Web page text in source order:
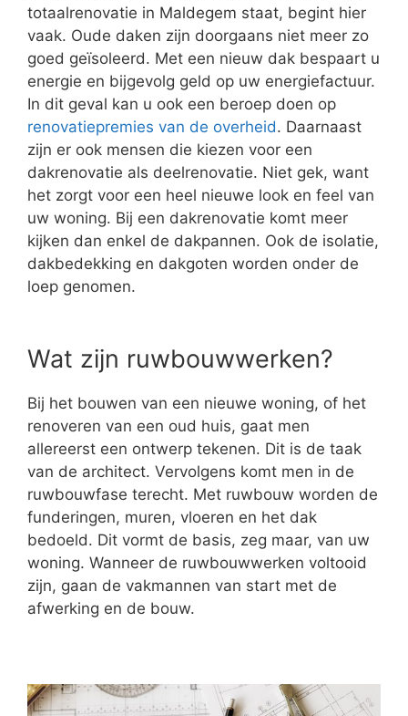
totaalrenovatie in Maldegem staat, begint hier
vaak. Oude daken zijn doorgaans niet meer zo
goed geïsoleerd. Met een nieuw dak bespaart u
energie en bijgevolg geld op uw energiefactuur.
In dit geval kan u ook een beroep doen op
renovatiepremies van de overheid. Daarnaast
zijn er ook mensen die kiezen voor een
dakrenovatie als deelrenovatie. Niet gek, want
het zorgt voor een heel nieuwe look en feel van
uw woning. Bij een dakrenovatie komt meer
kijken dan enkel de dakpannen. Ook de isolatie,
dakbedekking en dakgoten worden onder de
loep genomen.
Wat zijn ruwbouwwerken?
Bij het bouwen van een nieuwe woning, of het
renoveren van een oud huis, gaat men
allereerst een ontwerp tekenen. Dit is de taak
van de architect. Vervolgens komt men in de
ruwbouwfase terecht. Met ruwbouw worden de
funderingen, muren, vloeren en het dak
bedoeld. Dit vormt de basis, zeg maar, van uw
woning. Wanneer de ruwbouwwerken voltooid
zijn, gaan de vakmannen van start met de
afwerking en de bouw.